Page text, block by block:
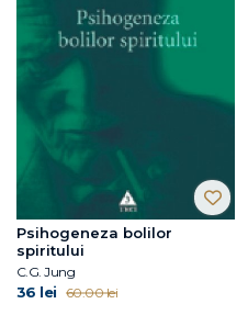
Psihogeneza bolilor
spiritului
C.G. Jung
36 lei 60.00 lei